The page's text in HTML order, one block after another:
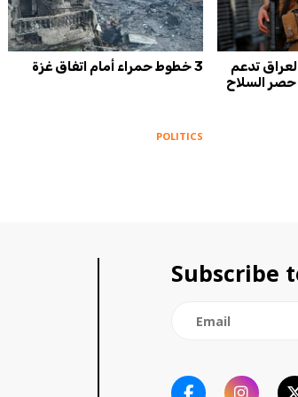
3 خطوط حمراء أمام اتفاق غزة
POLITICS
تدعم
السلاح
Subscribe